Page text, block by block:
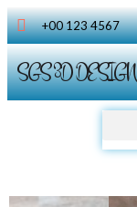
+00 123 4567
SGS 3D DESIGN